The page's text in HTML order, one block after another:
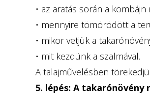
• az aratás során a kombájn
• mennyire tömörödött a
• mikor vetjük a
• mit kezdünk a szalmával.
A talajművelésben
5. lépés: A takarónövény